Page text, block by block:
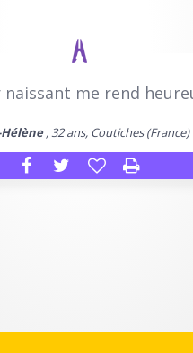
naissant me rend
Hélène, 32 ans, Coutiches (France)